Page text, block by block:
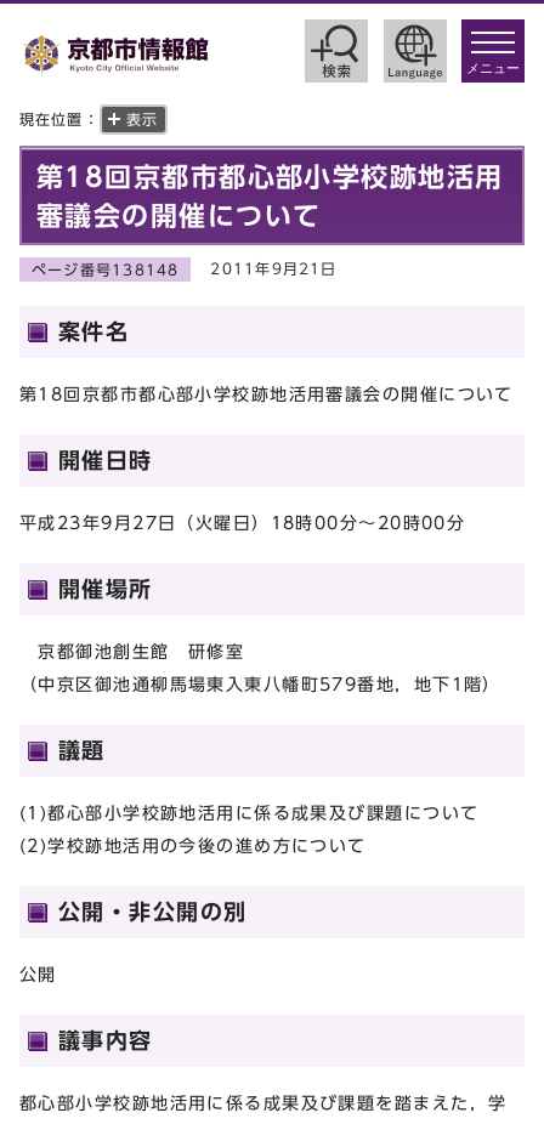
toggle
メニュー
現在位置： 表示
第18回京都市都心部小学校跡地活用
審議会の開催について
ページ番号138148 2011年9月21日
案件名
第18回京都市都心部小学校跡地活用審議会の開催について
開催日時
平成23年9月27日（火曜日）18時00分～20時00分
開催場所
京都御池創生館 研修室
（中京区御池通柳馬場東入東八幡町579番地，地下1階）
議題
(1)都心部小学校跡地活用に係る成果及び課題について
(2)学校跡地活用の今後の進め方について
公開・非公開の別
公開
議事内容
都心部小学校跡地活用に係る成果及び課題を踏まえた，学